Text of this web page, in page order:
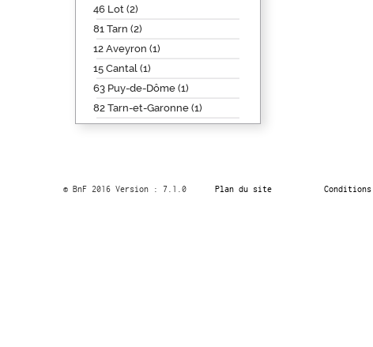
46 Lot (2)
81 Tarn (2)
12 Aveyron (1)
15 Cantal (1)
63 Puy-de-Dôme (1)
82 Tarn-et-Garonne (1)
© BnF 2016 Version : 7.1.0 Plan du site